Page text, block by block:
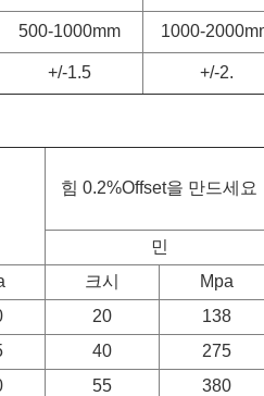
500-1000mm 1000-
+/-1.5 +/-2.
힘 0.2%Offset을 만드세요
민
크시
Mpa
20 138
40 275
55 380